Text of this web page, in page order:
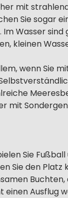
mit
Sie sogar
Wasser sind
kleinen
wenn Sie
mit
Sie Fußball
Sie den Platz
Buchten,
Ausflug